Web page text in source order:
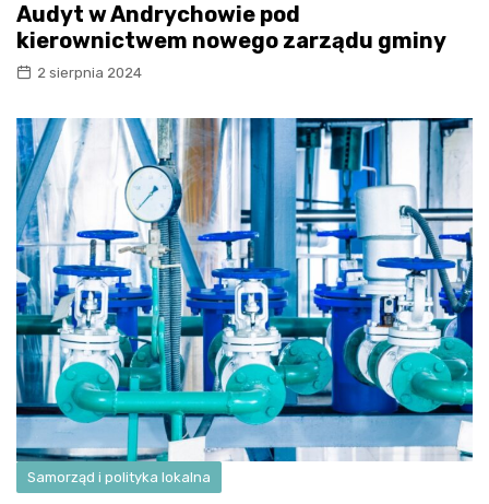
Audyt w Andrychowie pod
kierownictwem nowego zarządu gminy
2 sierpnia 2024
Samorząd i polityka lokalna